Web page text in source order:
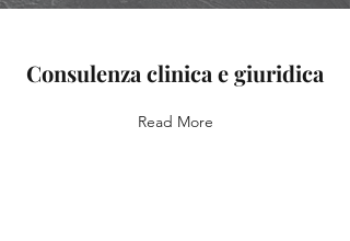
Consulenza clinica e giuridica
Read More